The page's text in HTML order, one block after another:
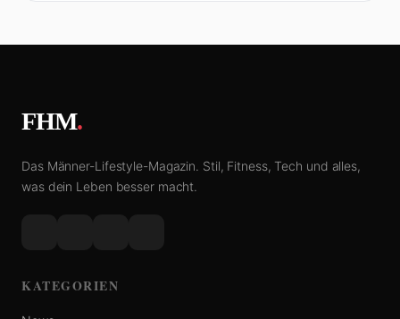
FHM.
Das Männer-Lifestyle-Magazin. Stil, Fitness, Tech und alles,
was dein Leben besser macht.
KATEGORIEN